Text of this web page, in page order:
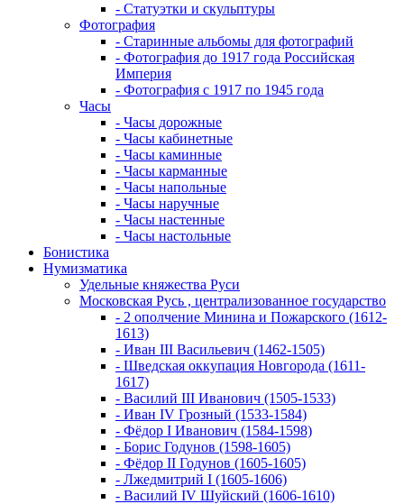
- Статуэтки и скульптуры
Фотография
- Старинные альбомы для фотографий
- Фотография до 1917 года Российская
Империя
- Фотография с 1917 по 1945 года
Часы
- Часы дорожные
- Часы кабинетные
- Часы каминные
- Часы карманные
- Часы напольные
- Часы наручные
- Часы настенные
- Часы настольные
Бонистика
Нумизматика
Удельные княжества Руси
Московская Русь , централизованное государство
- 2 ополчение Минина и Пожарского (1612-
1613)
- Иван III Васильевич (1462-1505)
- Шведская оккупация Новгорода (1611-
1617)
- Василий III Иванович (1505-1533)
- Иван IV Грозный (1533-1584)
- Фёдор I Иванович (1584-1598)
- Борис Годунов (1598-1605)
- Фёдор II Годунов (1605-1605)
- Лжедмитрий I (1605-1606)
- Василий IV Шуйский (1606-1610)